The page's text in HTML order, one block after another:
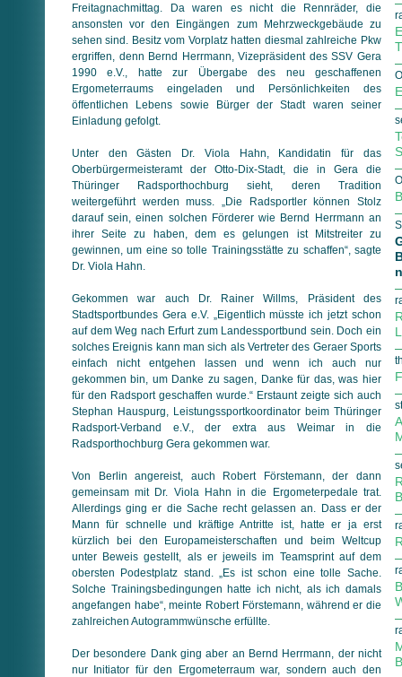
Freitagnachmittag. Da waren es nicht die Rennräder, die
ansonsten vor den Eingängen zum Mehrzweckgebäude zu
sehen sind. Besitz vom Vorplatz hatten diesmal zahlreiche Pkw
ergriffen, denn Bernd Herrmann, Vizepräsident des SSV Gera
1990 e.V., hatte zur Übergabe des neu geschaffenen
Ergometerraums eingeladen und Persönlichkeiten des
öffentlichen Lebens sowie Bürger der Stadt waren seiner
Einladung gefolgt.
Unter den Gästen Dr. Viola Hahn, Kandidatin für das
Oberbürgermeisteramt der Otto-Dix-Stadt, die in Gera die
Thüringer Radsporthochburg sieht, deren Tradition
weitergeführt werden muss. „Die Radsportler können Stolz
darauf sein, einen solchen Förderer wie Bernd Herrmann an
ihrer Seite zu haben, dem es gelungen ist Mitstreiter zu
gewinnen, um eine so tolle Trainingsstätte zu schaffen“, sagte
Dr. Viola Hahn.
Gekommen war auch Dr. Rainer Willms, Präsident des
Stadtsportbundes Gera e.V. „Eigentlich müsste ich jetzt schon
auf dem Weg nach Erfurt zum Landessportbund sein. Doch ein
solches Ereignis kann man sich als Vertreter des Geraer Sports
einfach nicht entgehen lassen und wenn ich auch nur
gekommen bin, um Danke zu sagen, Danke für das, was hier
für den Radsport geschaffen wurde.“ Erstaunt zeigte sich auch
Stephan Hauspurg, Leistungssportkoordinator beim Thüringer
Radsport-Verband e.V., der extra aus Weimar in die
Radsporthochburg Gera gekommen war.
Von Berlin angereist, auch Robert Förstemann, der dann
gemeinsam mit Dr. Viola Hahn in die Ergometerpedale trat.
Allerdings ging er die Sache recht gelassen an. Dass er der
Mann für schnelle und kräftige Antritte ist, hatte er ja erst
kürzlich bei den Europameisterschaften und beim Weltcup
unter Beweis gestellt, als er jeweils im Teamsprint auf dem
obersten Podestplatz stand. „Es ist schon eine tolle Sache.
Solche Trainingsbedingungen hatte ich nicht, als ich damals
angefangen habe“, meinte Robert Förstemann, während er die
zahlreichen Autogrammwünsche erfüllte.
Der besondere Dank ging aber an Bernd Herrmann, der nicht
nur Initiator für den Ergometerraum war, sondern auch den